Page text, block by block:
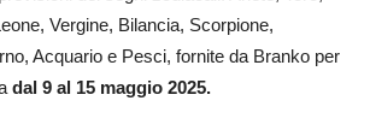
Vergine, Bilancia, Scorpione,
Acquario e Pesci, fornite da Branko per
dal 9 al 15 maggio 2025.